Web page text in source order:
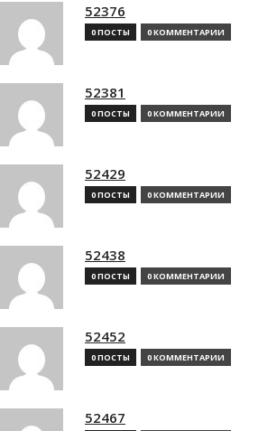
52376
0 ПОСТЫ 0 КОММЕНТАРИИ
52381
0 ПОСТЫ 0 КОММЕНТАРИИ
52429
0 ПОСТЫ 0 КОММЕНТАРИИ
52438
0 ПОСТЫ 0 КОММЕНТАРИИ
52452
0 ПОСТЫ 0 КОММЕНТАРИИ
52467